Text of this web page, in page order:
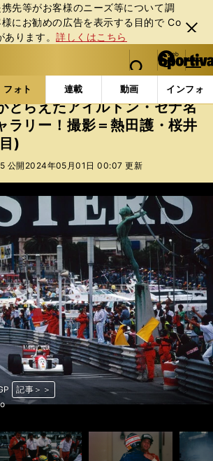
先等がお客様のニーズ等について調
にお勧めの広告を表⽰する⽬的で Co
あります。詳しくはこちら
閉じ
る
web Sportiva (webスポルティーバ)
検索
マイペ
ー
ジ
メニュ
フォト 連載 動画 インフォ
ー 名カメラマンがとらえたアイルト
とらえたアイルトン・セナ名
ラリー！撮影＝熱田護・桜井
)
公開 2024年05月01日 00:07 更新
GP 記事＞＞
記事＞＞
カGP 記事＞＞
パGP 記事＞＞
ックGP 記事＞＞
ナの銅像
記事＞＞
事＞＞
田護氏 記事＞＞
記事＞＞
GP 記事＞＞
ーGP 記事＞＞
GP 記事＞＞
ラリアGP
記事＞＞
記事＞＞
井淳雄氏 記事＞＞